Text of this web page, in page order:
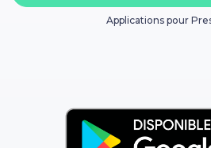
Applications pour